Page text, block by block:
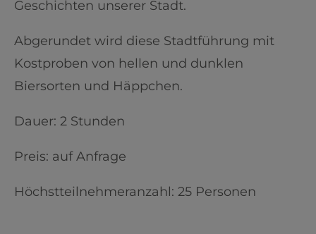
Geschichten unserer Stadt.
Abgerundet wird diese Stadtführung mit
Kostproben von hellen und dunklen
Biersorten und Häppchen.
Dauer: 2 Stunden
Preis: auf Anfrage
Höchstteilnehmeranzahl: 25 Personen